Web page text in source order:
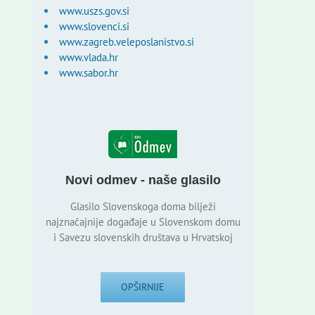
www.uszs.gov.si
www.slovenci.si
www.zagreb.veleposlanistvo.si
www.vlada.hr
www.sabor.hr
Novi odmev - naše glasilo
Glasilo Slovenskoga doma bilježi
najznačajnije događaje u Slovenskom domu
i Savezu slovenskih društava u Hrvatskoj
OPŠIRNIJE